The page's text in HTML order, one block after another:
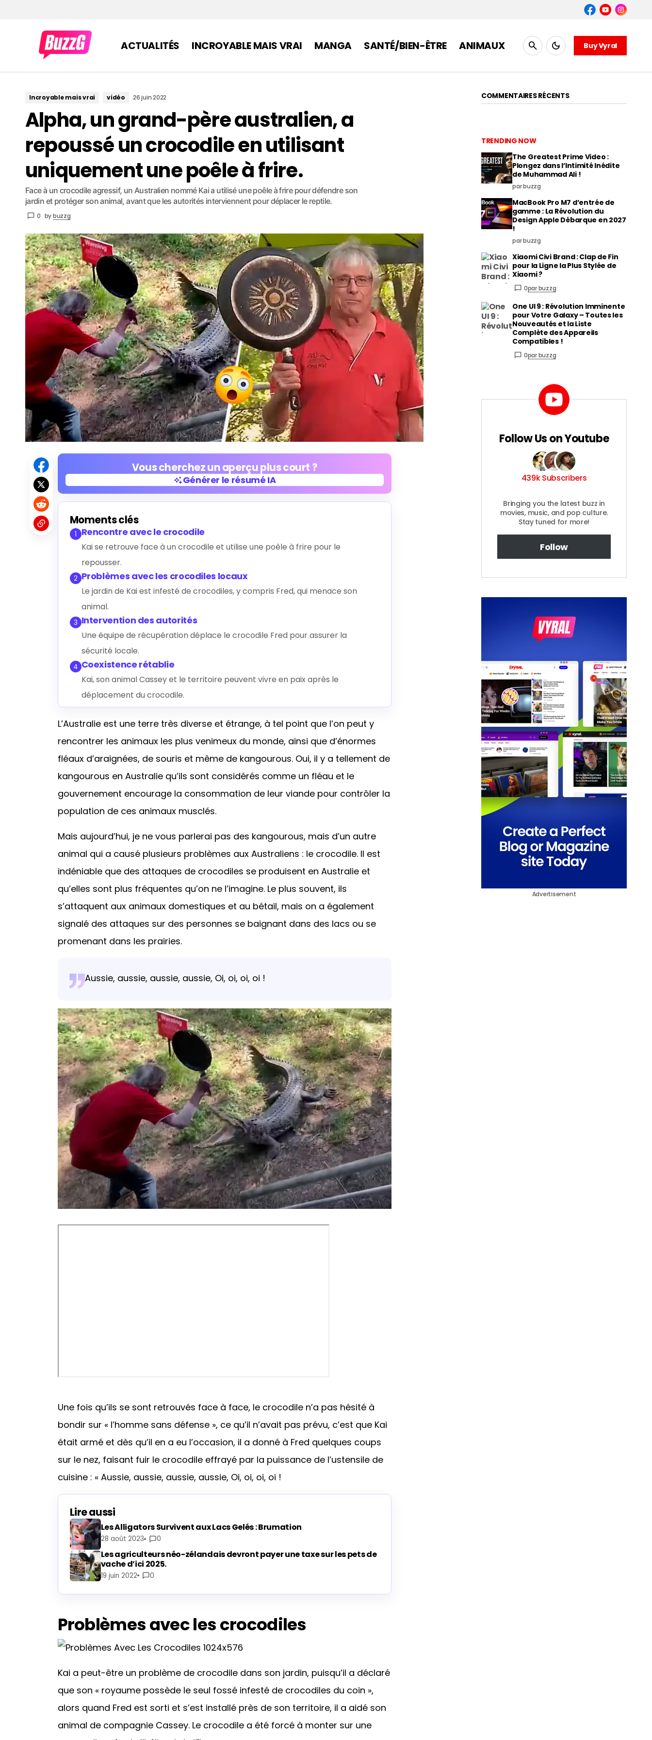
ACTUALITÉS INCROYABLE MAIS VRAI MANGA SANTÉ/BIEN-ÊTRE ANIMAUX Buy Vyral
Incroyable mais vrai vidéo 26 juin 2022
Alpha, un grand-père australien, a
repoussé un crocodile en utilisant
uniquement une poêle à frire.
Face à un crocodile agressif, un Australien nommé Kai a utilisé une poêle à frire pour défendre son
jardin et protéger son animal, avant que les autorités interviennent pour déplacer le reptile.
0 bybuzzg
Vous cherchez un aperçu plus court ?
Générer le résumé IA
Moments clés
1 Rencontre avec le crocodile
Kai se retrouve face à un crocodile et utilise une poêle à frire pour le
repousser.
2 Problèmes avec les crocodiles locaux
Le jardin de Kai est infesté de crocodiles, y compris Fred, qui menace son
animal.
3 Intervention des autorités
Une équipe de récupération déplace le crocodile Fred pour assurer la
sécurité locale.
4 Coexistence rétablie
Kai, son animal Cassey et le territoire peuvent vivre en paix après le
déplacement du crocodile.
L’Australie est une terre très diverse et étrange, à tel point que l’on peut y
rencontrer les animaux les plus venimeux du monde, ainsi que d’énormes
fléaux d’araignées, de souris et même de kangourous. Oui, il y a tellement de
kangourous en Australie qu’ils sont considérés comme un fléau et le
gouvernement encourage la consommation de leur viande pour contrôler la
population de ces animaux musclés.
Mais aujourd’hui, je ne vous parlerai pas des kangourous, mais d’un autre
animal qui a causé plusieurs problèmes aux Australiens : le crocodile. Il est
indéniable que des attaques de crocodiles se produisent en Australie et
qu’elles sont plus fréquentes qu’on ne l’imagine. Le plus souvent, ils
s’attaquent aux animaux domestiques et au bétail, mais on a également
signalé des attaques sur des personnes se baignant dans des lacs ou se
promenant dans les prairies.
Aussie, aussie, aussie, aussie, Oi, oi, oi, oi !
Une fois qu’ils se sont retrouvés face à face, le crocodile n’a pas hésité à
bondir sur « l’homme sans défense », ce qu’il n’avait pas prévu, c’est que Kai
était armé et dès qu’il en a eu l’occasion, il a donné à Fred quelques coups
sur le nez, faisant fuir le crocodile effrayé par la puissance de l’ustensile de
cuisine : « Aussie, aussie, aussie, aussie, Oi, oi, oi, oi !
Lire aussi
Les Alligators Survivent aux Lacs Gelés : Brumation
28 août 2023 0
Les agriculteurs néo-zélandais devront payer une taxe sur les pets de
vache d’ici 2025.
19 juin 2022 0
Problèmes avec les crocodiles
Kai a peut-être un problème de crocodile dans son jardin, puisqu’il a déclaré
que son « royaume possède le seul fossé infesté de crocodiles du coin »,
alors quand Fred est sorti et s’est installé près de son territoire, il a aidé son
animal de compagnie Cassey. Le crocodile a été forcé à monter sur une
COMMENTAIRES RÉCENTS
TRENDING NOW
The Greatest Prime Video :
Plongez dans l’Intimité Inédite
de Muhammad Ali !
par buzzg
MacBook Pro M7 d’entrée de
gamme : La Révolution du
Design Apple Débarque en 2027
!
par buzzg
Xiaomi Civi Brand : Clap de Fin
pour la Ligne la Plus Stylée de
Xiaomi ?
0par buzzg
One UI 9 : Révolution Imminente
pour Votre Galaxy – Toutes les
Nouveautés et la Liste
Complète des Appareils
Compatibles !
0par buzzg
Follow Us on Youtube
439k Subscribers
Bringing you the latest buzz in
movies, music, and pop culture.
Stay tuned for more!
Follow
Advertisement